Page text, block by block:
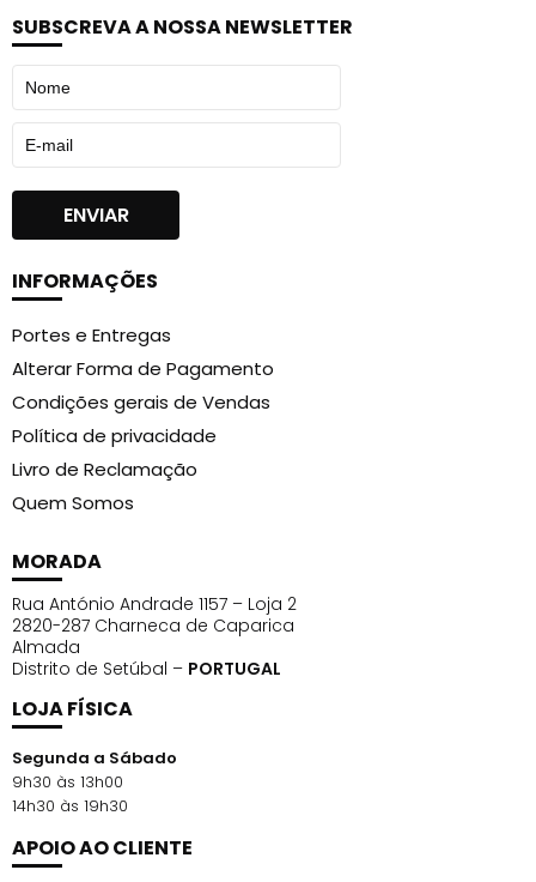
SUBSCREVA A NOSSA NEWSLETTER
INFORMAÇÕES
Portes e Entregas
Alterar Forma de Pagamento
Condições gerais de Vendas
Política de privacidade
Livro de Reclamação
Quem Somos
MORADA
Rua António Andrade 1157 – Loja 2
2820-287 Charneca de Caparica
Almada
Distrito de Setúbal – PORTUGAL
LOJA FÍSICA
Segunda a Sábado
9h30 às 13h00
14h30 às 19h30
APOIO AO CLIENTE